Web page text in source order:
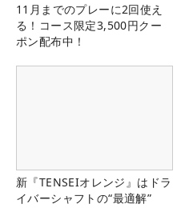
11月までのプレーに2回使え
る！コース限定3,500円クー
ポン配布中！
新『TENSEIオレンジ』はドラ
イバーシャフトの“最適解”